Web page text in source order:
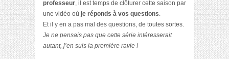
professeur, il est temps de clôturer cette saison par
une vidéo où je réponds à vos questions.
Et il y en a pas mal des questions, de toutes sortes.
Je ne pensais pas que cette série intéresserait
autant, j’en suis la première ravie !